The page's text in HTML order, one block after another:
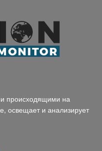
происходящими на
освещает и анализирует